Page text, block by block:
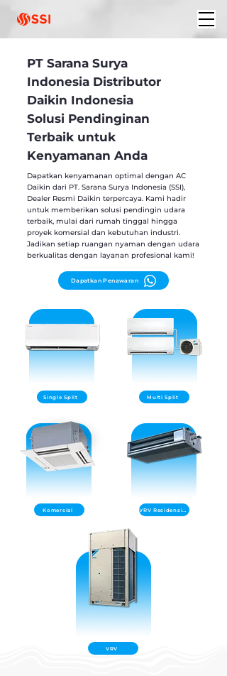
PT Sarana Surya
Indonesia Distributor
Daikin Indonesia
Solusi Pendinginan
Terbaik untuk
Kenyamanan Anda
Dapatkan kenyamanan optimal dengan AC
Daikin dari PT. Sarana Surya Indonesia (SSI),
Dealer Resmi Daikin terpercaya. Kami hadir
untuk memberikan solusi pendingin udara
terbaik, mulai dari rumah tinggal hingga
proyek komersial dan kebutuhan industri.
Jadikan setiap ruangan nyaman dengan udara
berkualitas dengan layanan profesional kami!
Dapatkan Penawaran
Single Split Multi Split
Komersial VRV Residensial
VRV